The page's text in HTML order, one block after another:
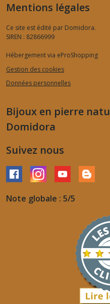
Mentions légales
Ce site est édité par Domidora.
SIREN : 82866999
Hébergement via eProShopping
Gestion des cookies
Données personnelles
Bijoux en pierre
Domidora
Suivez nous
Note globale : 5/5